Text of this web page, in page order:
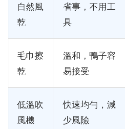
自然風
乾
省事，不用工
具
毛巾擦
乾
溫和，鴨子容
易接受
低溫吹
風機
快速均勻，減
少風險